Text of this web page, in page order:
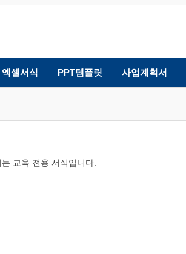
엑셀서식 PPT템플릿 사업계획서
교육 전용 서식입니다.